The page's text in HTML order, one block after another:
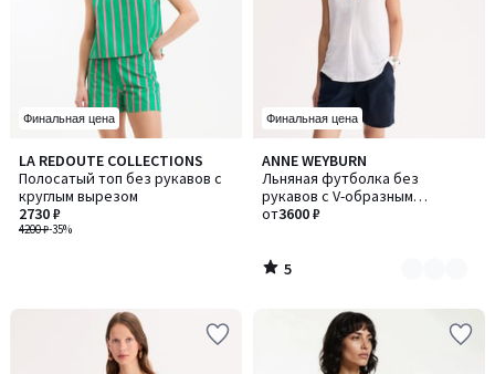
Финальная цена
LA REDOUTE COLLECTIONS
Полосатый топ без рукавов с
круглым вырезом
4200 ₽-35%
2730 ₽
Финальная цена
ANNE WEYBURN
Льняная футболка без
рукавов с V-образным
вырезом
от3600 ₽
5
/
5
Количество
цветов:
3
5
/